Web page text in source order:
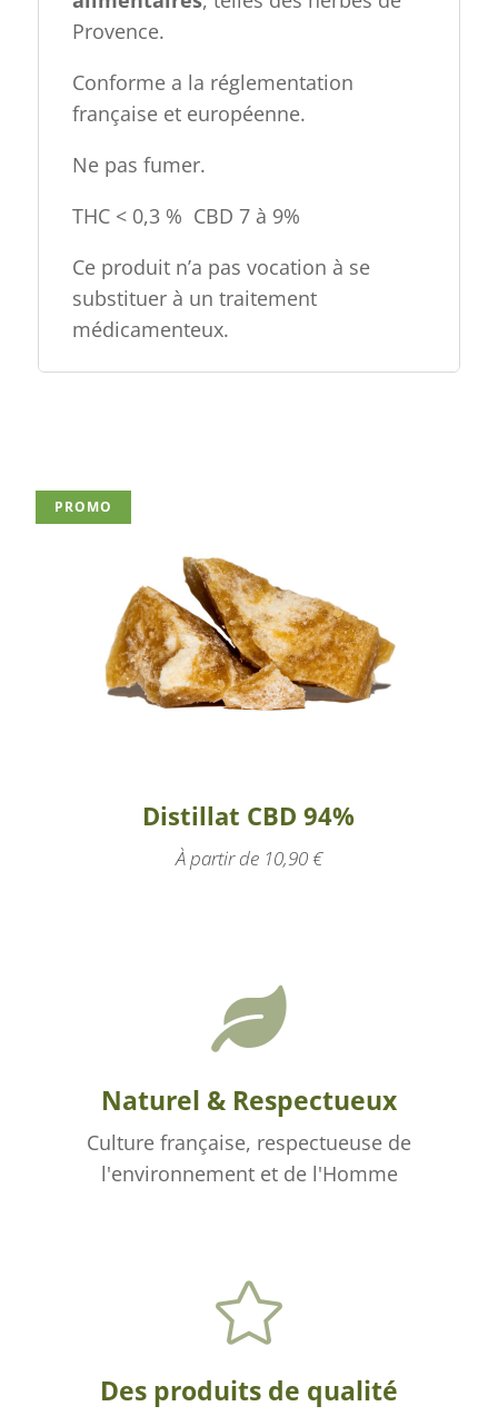
Provence.
Conforme a la réglementation
française et européenne.
Ne pas fumer.
THC < 0,3 % CBD 7 à 9%
Ce produit n’a pas vocation à se
substituer à un traitement
médicamenteux.
PROMO
Distillat CBD 94%
À partir de 10,90€

Naturel & Respectueux
Culture française, respectueuse de
l'environnement et de l'Homme

Des produits de qualité